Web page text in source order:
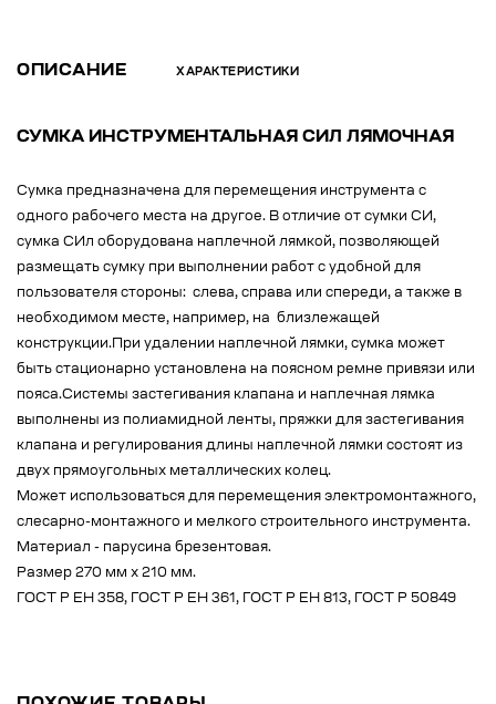
ОПИСАНИЕ ХАРАКТЕРИСТИКИ
СУМКА ИНСТРУМЕНТАЛЬНАЯ СИЛ ЛЯМОЧНАЯ
Сумка предназначена для перемещения инструмента с
одного рабочего места на другое. В отличие от сумки СИ,
сумка СИл оборудована наплечной лямкой, позволяющей
размещать сумку при выполнении работ с удобной для
пользователя стороны: слева, справа или спереди, а также в
необходимом месте, например, на близлежащей
конструкции.При удалении наплечной лямки, сумка может
быть стационарно установлена на поясном ремне привязи или
пояса.Системы застегивания клапана и наплечная лямка
выполнены из полиамидной ленты, пряжки для застегивания
клапана и регулирования длины наплечной лямки состоят из
двух прямоугольных металлических колец.
Может использоваться для перемещения электромонтажного,
слесарно-монтажного и мелкого строительного инструмента.
Материал - парусина брезентовая.
Размер 270 мм х 210 мм.
ГОСТ Р ЕН 358, ГОСТ Р ЕН 361, ГОСТ Р ЕН 813, ГОСТ Р 50849